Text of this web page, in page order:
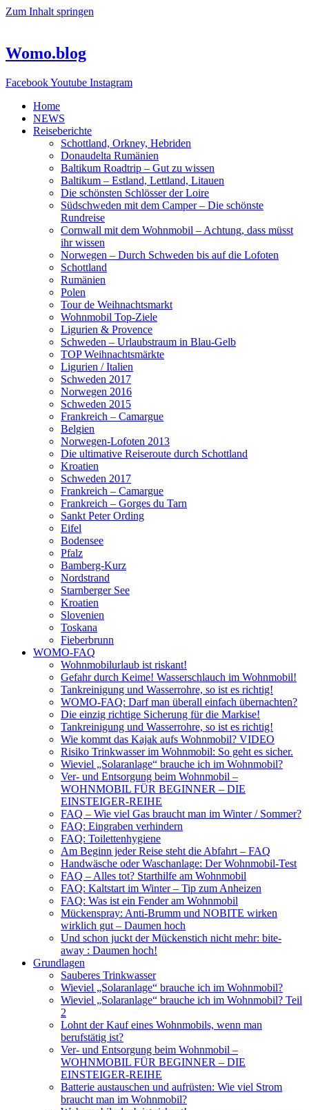
Zum Inhalt springen
Womo.blog
FacebookYoutube Instagram
Home
NEWS
Reiseberichte
Schottland, Orkney, Hebriden
Donaudelta Rumänien
Baltikum Roadtrip – Gut zu wissen
Baltikum – Estland, Lettland, Litauen
Die schönsten Schlösser der Loire
Südschweden mit dem Camper – Die schönste
Rundreise
Cornwall mit dem Wohnmobil – Achtung, dass müsst
ihr wissen
Norwegen – Durch Schweden bis auf die Lofoten
Schottland
Rumänien
Polen
Tour de Weihnachtsmarkt
Wohnmobil Top-Ziele
Ligurien & Provence
Schweden – Urlaubstraum in Blau-Gelb
TOP Weihnachtsmärkte
Ligurien / Italien
Schweden 2017
Norwegen 2016
Schweden 2015
Frankreich – Camargue
Belgien
Norwegen-Lofoten 2013
Die ultimative Reiseroute durch Schottland
Kroatien
Schweden 2017
Frankreich – Camargue
Frankreich – Gorges du Tarn
Sankt Peter Ording
Eifel
Bodensee
Pfalz
Bamberg-Kurz
Nordstrand
Starnberger See
Kroatien
Slovenien
Toskana
Fieberbrunn
WOMO-FAQ
Wohnmobilurlaub ist riskant!
Gefahr durch Keime! Wasserschlauch im Wohnmobil!
Tankreinigung und Wasserrohre, so ist es richtig!
WOMO-FAQ: Darf man überall einfach übernachten?
Die einzig richtige Sicherung für die Markise!
Tankreinigung und Wasserrohre, so ist es richtig!
Wie kommt das Kajak aufs Wohnmobil? VIDEO
Risiko Trinkwasser im Wohnmobil: So geht es sicher.
Wieviel „Solaranlage“ brauche ich im Wohnmobil?
Ver- und Entsorgung beim Wohnmobil –
WOHNMOBIL FÜR BEGINNER – DIE
EINSTEIGER-REIHE
FAQ – Wie viel Gas braucht man im Winter / Sommer?
FAQ: Eingraben verhindern
FAQ: Toilettenhygiene
Am Beginn jeder Reise steht die Abfahrt – FAQ
Handwäsche oder Waschanlage: Der Wohnmobil-Test
FAQ – Alles tot? Starthilfe am Wohnmobil
FAQ: Kaltstart im Winter – Tip zum Anheizen
FAQ: Was ist ein Fender am Wohnmobil
Mückenspray: Anti-Brumm und NOBITE wirken
wirklich gut – Daumen hoch
Und schon juckt der Mückenstich nicht mehr: bite-
away : Daumen hoch!
Grundlagen
Sauberes Trinkwasser
Wieviel „Solaranlage“ brauche ich im Wohnmobil?
Wieviel „Solaranlage“ brauche ich im Wohnmobil? Teil
2
Lohnt der Kauf eines Wohnmobils, wenn man
berufstätig ist?
Ver- und Entsorgung beim Wohnmobil –
WOHNMOBIL FÜR BEGINNER – DIE
EINSTEIGER-REIHE
Batterie austauschen und aufrüsten: Wie viel Strom
braucht man im Wohnmobil?